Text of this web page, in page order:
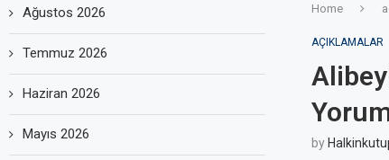
Home
AÇIKLAMALAR
by
Ağustos 2026
Temmuz 2026
Haziran 2026
Mayıs 2026